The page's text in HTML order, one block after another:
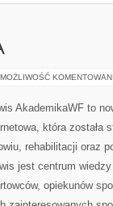
MOŻLIWOŚĆ
AkademikaWF to
która została
rehabilitacji oraz
jest centrum
opiekunów